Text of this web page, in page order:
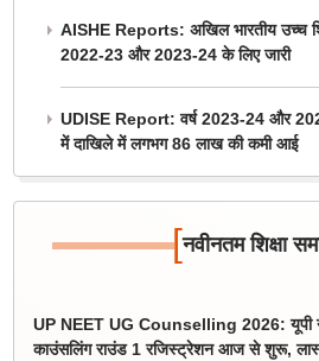
AISHE Reports: अखिल भारतीय उच्च
2022-23 और 2023-24 के लिए जारी
UDISE Report: वर्ष 2023-24 और
में दाखिले में लगभग 86 लाख की कमी आई
[नवीनतम शिक्षा
UP NEET UG Counselling 2026: यूपी
काउंसलिंग राउंड 1 रजिस्ट्रेशन आज से शुरू,